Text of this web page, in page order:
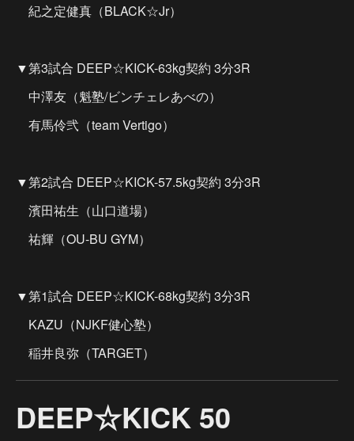
紀之定健真（BLACK☆Jr）
▼第3試合 DEEP☆KICK-63kg契約 3分3R
中澤友（魁塾/ビンチェレあべの）
有馬伶弐（team Vertigo）
▼第2試合 DEEP☆KICK-57.5kg契約 3分3R
濱田祐生（山口道場）
祐輝（OU-BU GYM）
▼第1試合 DEEP☆KICK-68kg契約 3分3R
KAZU（NJKF健心塾）
稲井良弥（TARGET）
DEEP☆KICK 50